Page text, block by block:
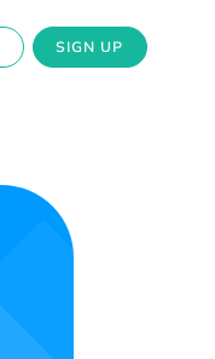
SIGN UP